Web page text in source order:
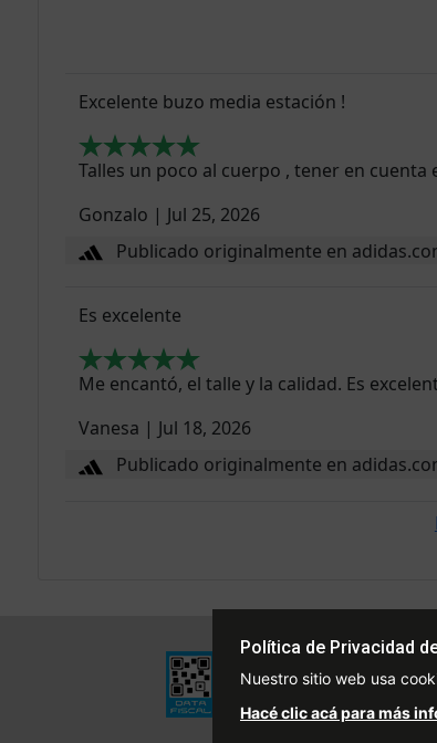
Excelente buzo media estación !
Talles un poco al cuerpo , tener en cuenta
Gonzalo | Jul 25, 2026
Publicado originalmente en
Es excelente
Me encantó, el talle y la calidad. Es
Vanesa | Jul 18, 2026
Publicado originalmente en
Institucional
Quiénes Somos
Políticas de
Política de Privacidad
Nuestro sitio web usa
Hacé clic acá para más